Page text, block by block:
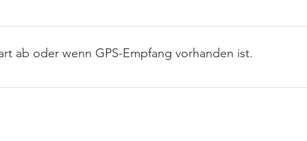
nicht in iOS oder Android.
ab oder wenn GPS-Empfang vorhanden ist.
Computer aus, wie du es bei jedem USB-Stick tun